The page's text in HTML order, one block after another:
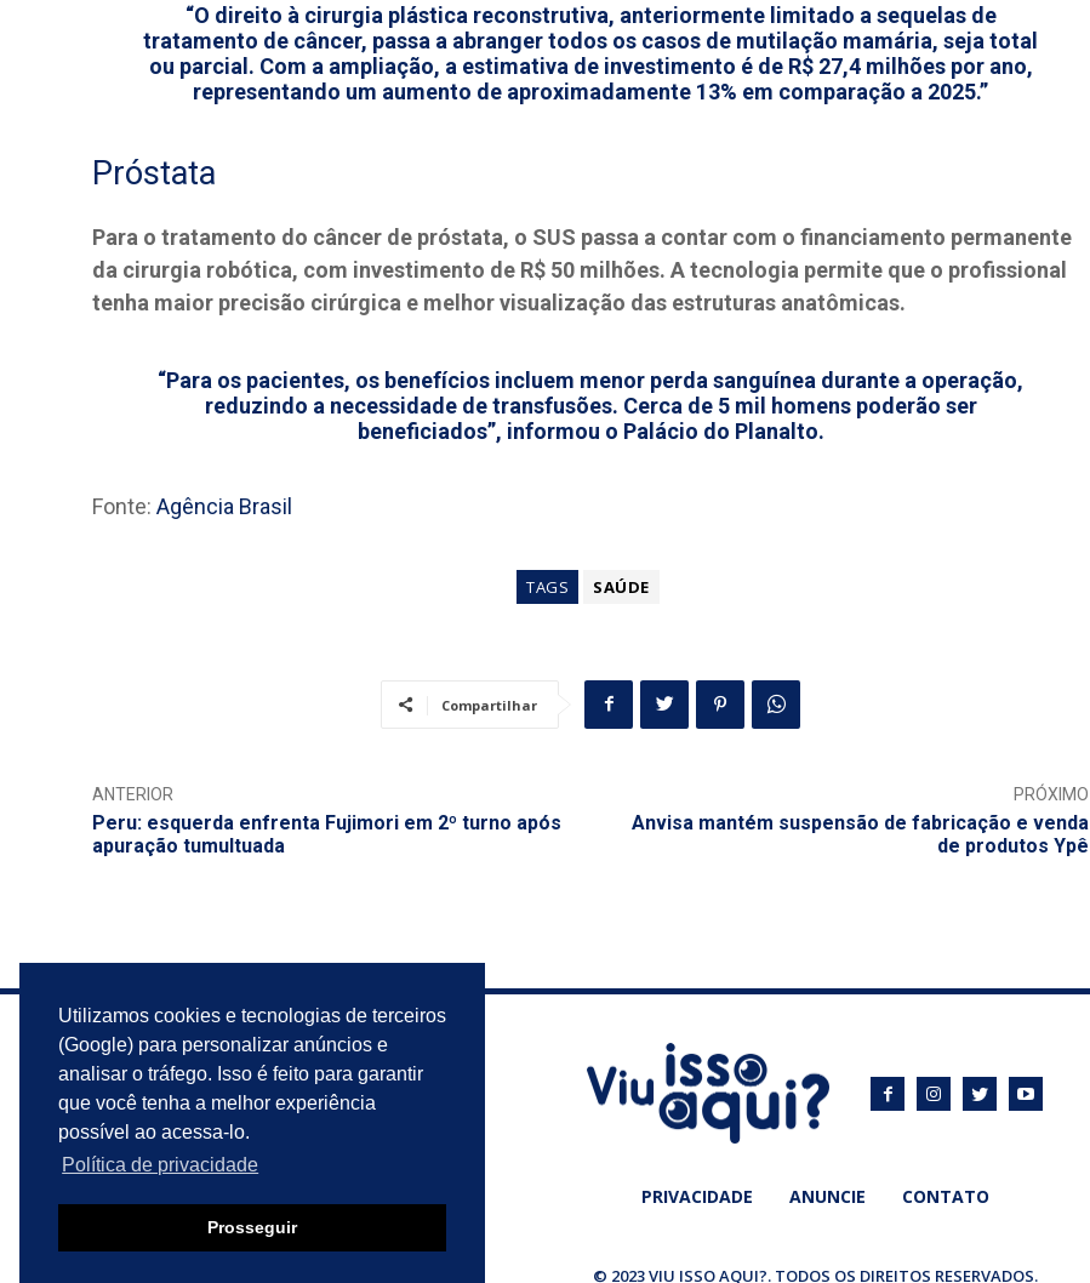
Utilizamos cookies e tecnologias de terceiros
(Google) para personalizar anúncios e
analisar o tráfego. Isso é feito para garantir
que você tenha a melhor experiência
possível ao acessa-lo.
Política de privacidade
Prosseguir
“O direito à cirurgia plástica reconstrutiva, anteriormente limitado a sequelas de
tratamento de câncer, passa a abranger todos os casos de mutilação mamária, seja total
ou parcial. Com a ampliação, a estimativa de investimento é de R$ 27,4 milhões por ano,
representando um aumento de aproximadamente 13% em comparação a 2025.”
Próstata
Para o tratamento do câncer de próstata, o SUS passa a contar com o financiamento permanente
da cirurgia robótica, com investimento de R$ 50 milhões. A tecnologia permite que o profissional
tenha maior precisão cirúrgica e melhor visualização das estruturas anatômicas.
“Para os pacientes, os benefícios incluem menor perda sanguínea durante a operação,
reduzindo a necessidade de transfusões. Cerca de 5 mil homens poderão ser
beneficiados”, informou o Palácio do Planalto.
Fonte: Agência Brasil
TAGS SAÚDE
Compartilhar
ANTERIOR
Peru: esquerda enfrenta Fujimori em 2º turno após
apuração tumultuada
PRÓXIMO
Anvisa mantém suspensão de fabricação e venda
de produtos Ypê
PRIVACIDADE ANUNCIE CONTATO
© 2023 VIU ISSO AQUI?. TODOS OS DIREITOS RESERVADOS.